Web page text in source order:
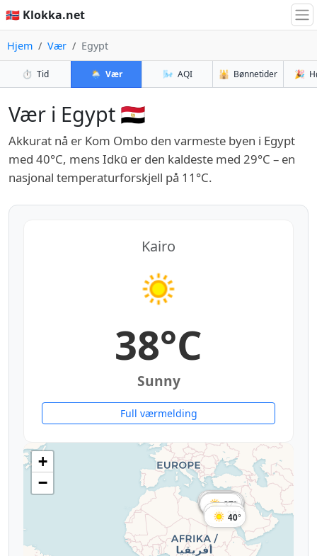
🇳🇴 Klokka.net
Hjem Vær Egypt
⏱️ Tid 🌦️ Vær 🌬️ AQI 🕌 Bønnetider 🎉
Vær i Egypt 🇪🇬
Akkurat nå er Kom Ombo den varmeste byen i Egypt
med 40°C, mens Idkū er den kaldeste med 29°C – en
nasjonal temperaturforskjell på 11°C.
Kairo
38°C
Sunny
Full værmelding
38°
30°
38°
38°
39°
37°
39°
40°
37°
35°
38°
38°
+
−